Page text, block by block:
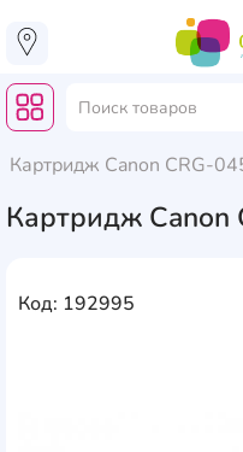
Картридж Canon CRG-
Картридж Canon
Код: 192995